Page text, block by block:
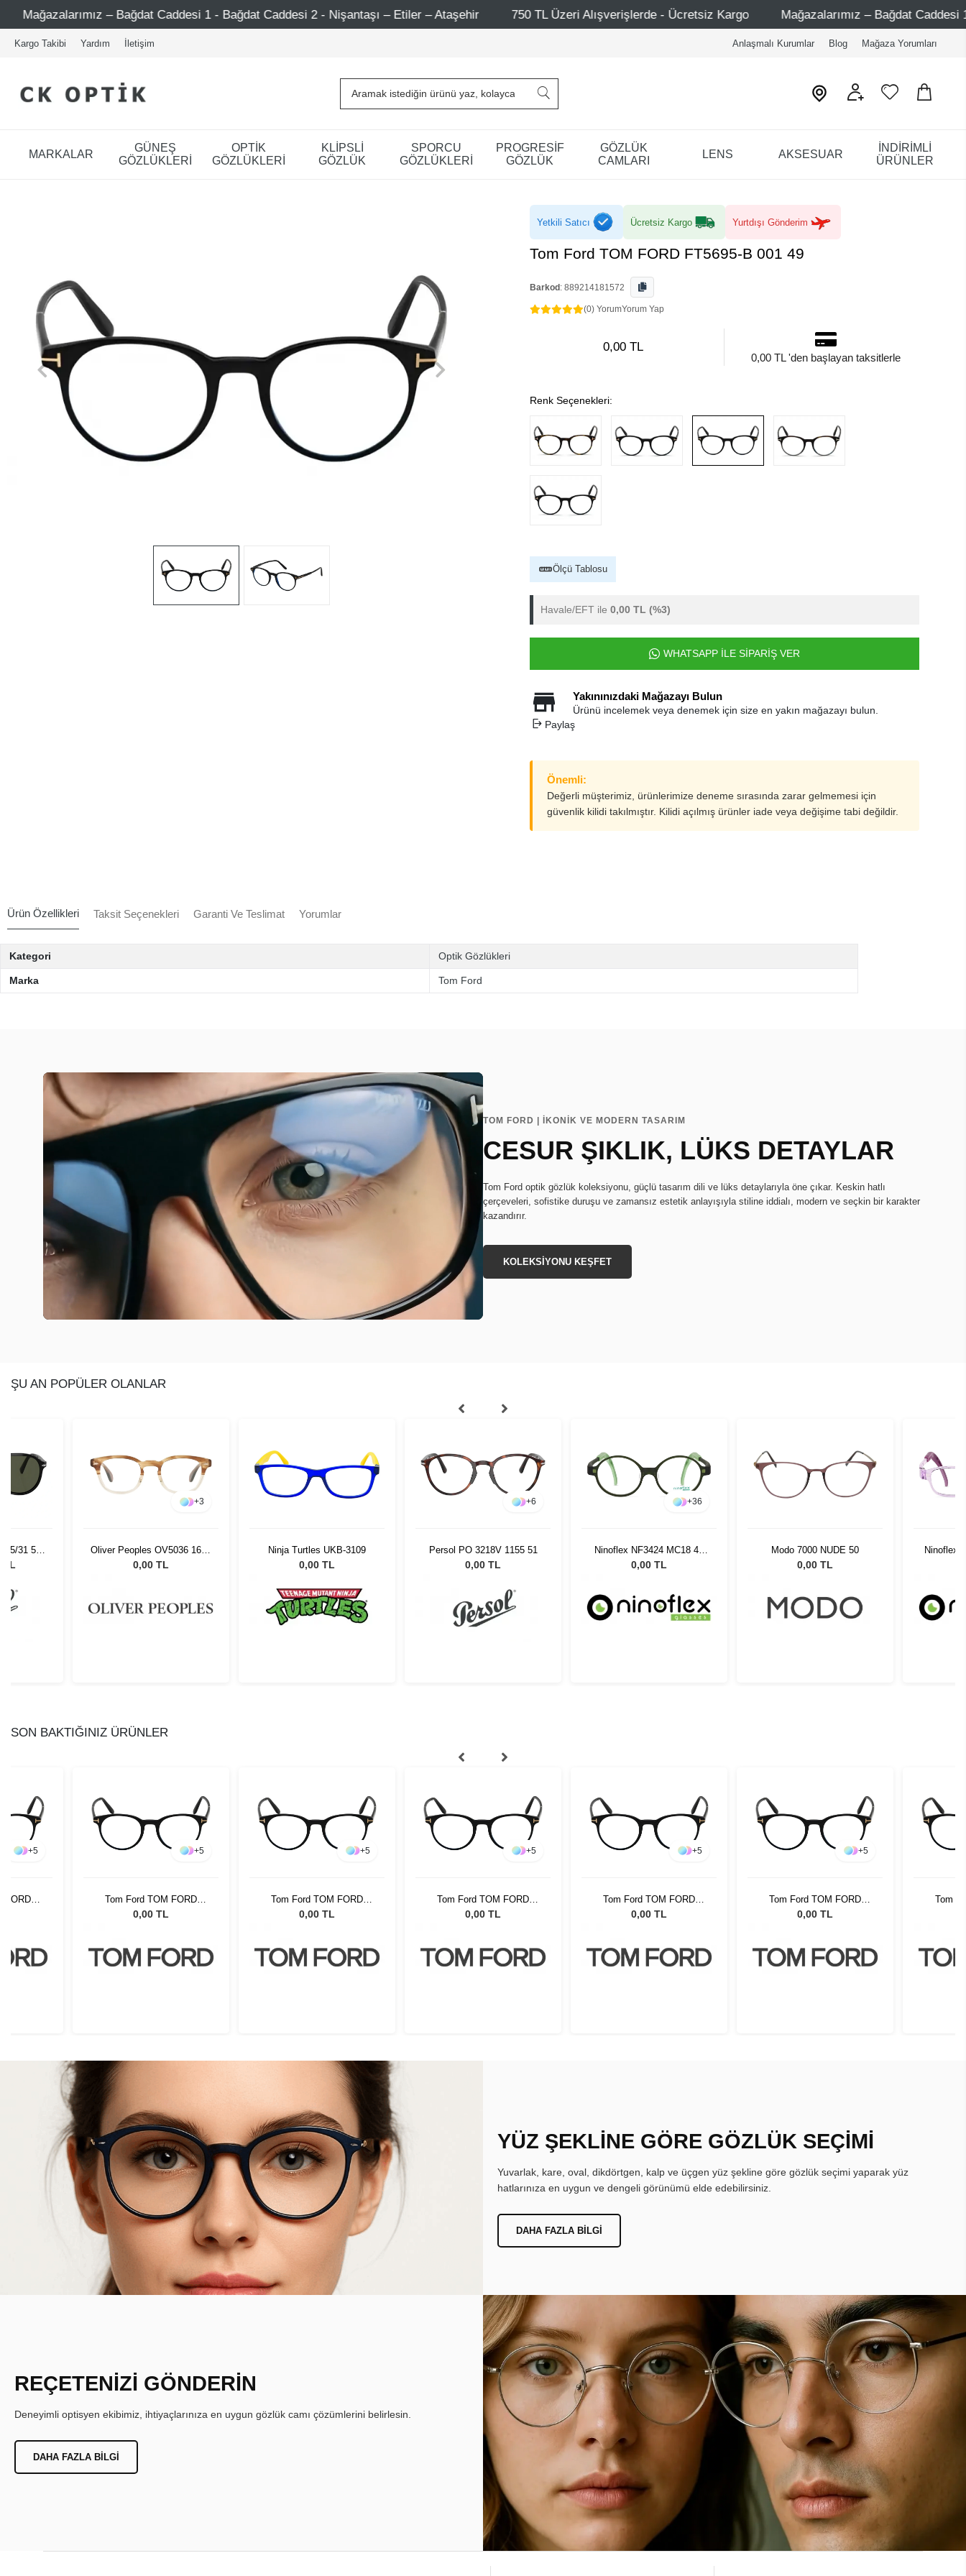
Caddesi 1 - Bağdat Caddesi 2 - Nişantaşı – Etiler – Ataşehir 750 TL Üzeri Alışverişlerde - Ücretsiz Kargo Mağazalarımız – Bağdat Caddesi 1 - Bağdat Caddesi 2 -
Kargo Takibi Yardım İletişim Anlaşmalı Kurumlar Blog Mağaza Yorumları
MARKALAR
GÜNEŞ
GÖZLÜKLERİ
OPTİK
GÖZLÜKLERİ
KLİPSLİ
GÖZLÜK
SPORCU
GÖZLÜKLERİ
PROGRESİF
GÖZLÜK
GÖZLÜK
CAMLARI
LENS AKSESUAR
İNDİRİMLİ
ÜRÜNLER
Yetkili Satıcı Ücretsiz Kargo Yurtdışı Gönderim
Tom Ford TOM FORD FT5695-B 001 49
Barkod : 889214181572
(0) YorumYorum Yap
0,00 TL
0,00 TL 'den başlayan taksitlerle
Renk Seçenekleri:
Ölçü Tablosu
Havale/EFT ile 0,00 TL (%3)
WHATSAPP İLE SİPARİŞ VER
Yakınınızdaki Mağazayı Bulun
Ürünü incelemek veya denemek için size en yakın mağazayı bulun.
Paylaş
Önemli:
Değerli müşterimiz, ürünlerimize deneme sırasında zarar gelmemesi için
güvenlik kilidi takılmıştır. Kilidi açılmış ürünler iade veya değişime tabi değildir.
Ürün Özellikleri Taksit Seçenekleri Garanti Ve Teslimat Yorumlar
Kategori Optik Gözlükleri
Marka Tom Ford
TOM FORD | İKONİK VE MODERN TASARIM
CESUR ŞIKLIK, LÜKS DETAYLAR
Tom Ford optik gözlük koleksiyonu, güçlü tasarım dili ve lüks detaylarıyla öne çıkar. Keskin hatlı
çerçeveleri, sofistike duruşu ve zamansız estetik anlayışıyla stiline iddialı, modern ve seçkin bir karakter
kazandırır.
KOLEKSİYONU KEŞFET
ŞU AN POPÜLER OLANLAR
95/31 55
TL
+3
Oliver Peoples OV5036 1674
49
0,00 TL
Ninja Turtles UKB-3109
0,00 TL
+6
Persol PO 3218V 1155 51
0,00 TL
+36
Ninoflex NF3424 MC18 44
16 128
0,00 TL
Modo 7000 NUDE 50
0,00 TL
Ninoflex
SON BAKTIĞINIZ ÜRÜNLER
+5
FORD
+5
Tom Ford TOM FORD
FT5695-B 001 49
0,00 TL
+5
Tom Ford TOM FORD
FT5695-B 001 49
0,00 TL
+5
Tom Ford TOM FORD
FT5695-B 001 49
0,00 TL
+5
Tom Ford TOM FORD
FT5695-B 001 49
0,00 TL
+5
Tom Ford TOM FORD
FT5695-B 001 49
0,00 TL
Tom
YÜZ ŞEKLİNE GÖRE GÖZLÜK SEÇİMİ
Yuvarlak, kare, oval, dikdörtgen, kalp ve üçgen yüz şekline göre gözlük seçimi yaparak yüz
hatlarınıza en uygun ve dengeli görünümü elde edebilirsiniz.
DAHA FAZLA BILGI
REÇETENİZİ GÖNDERİN
Deneyimli optisyen ekibimiz, ihtiyaçlarınıza en uygun gözlük camı çözümlerini belirlesin.
DAHA FAZLA BILGI